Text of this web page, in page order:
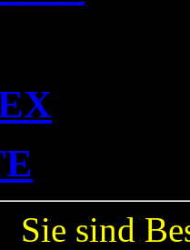
Sie sind